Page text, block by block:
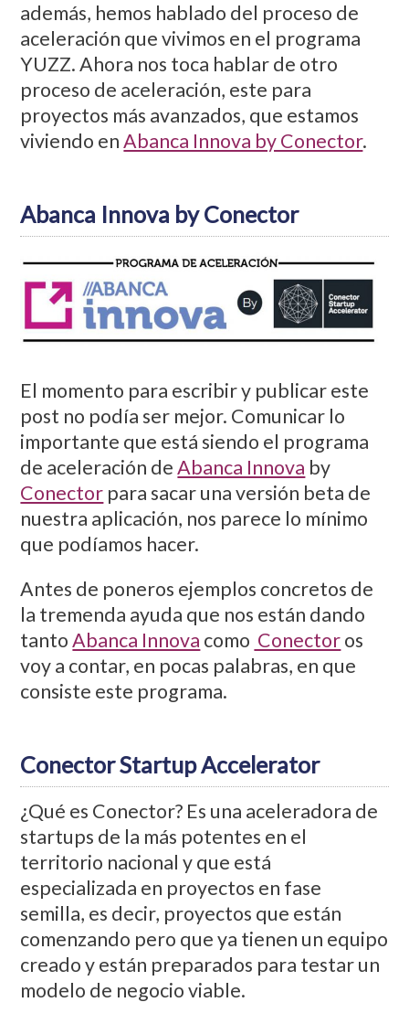
además, hemos hablado del proceso de
aceleración que vivimos en el programa
YUZZ. Ahora nos toca hablar de otro
proceso de aceleración, este para
proyectos más avanzados, que estamos
viviendo enAbanca Innova by Conector.
Abanca Innova by Conector
El momento para escribir y publicar este
post no podía ser mejor. Comunicar lo
importante que está siendo el programa
de aceleración deAbanca Innova by
Conector para sacar una versión beta de
nuestra aplicación, nos parece lo mínimo
que podíamos hacer.
Antes de poneros ejemplos concretos de
la tremenda ayuda que nos están dando
tantoAbanca Innova como Conectoros
voy a contar, en pocas palabras, en que
consiste este programa.
Conector Startup Accelerator
¿Qué es Conector? Es una aceleradora de
startups de la más potentes en el
territorio nacional y que está
especializada en proyectos en fase
semilla, es decir, proyectos que están
comenzando pero que ya tienen un equipo
creado y están preparados para testar un
modelo de negocio viable.